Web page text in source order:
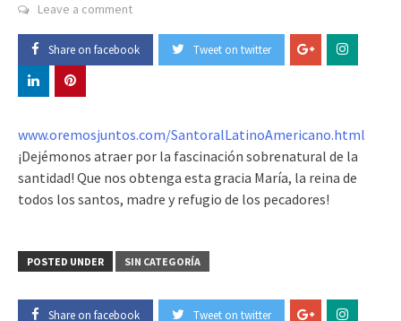
Leave a comment
Share on facebook Tweet on twitter
www.oremosjuntos.com/SantoralLatinoAmericano.html
¡Dejémonos atraer por la fascinación sobrenatural de la
santidad! Que nos obtenga esta gracia María, la reina de
todos los santos, madre y refugio de los pecadores!
POSTED UNDER SIN CATEGORÍA
Share on facebook Tweet on twitter